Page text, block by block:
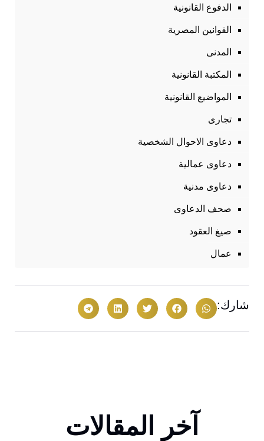
الدفوع القانونية
القوانين المصرية
المدنى
المكتبة القانونية
المواضيع القانونية
تجارى
دعاوى الاحوال الشخصية
دعاوى عمالية
دعاوى مدنية
صحف الدعاوى
صيغ العقود
عمال
شارك:
آخر المقالات